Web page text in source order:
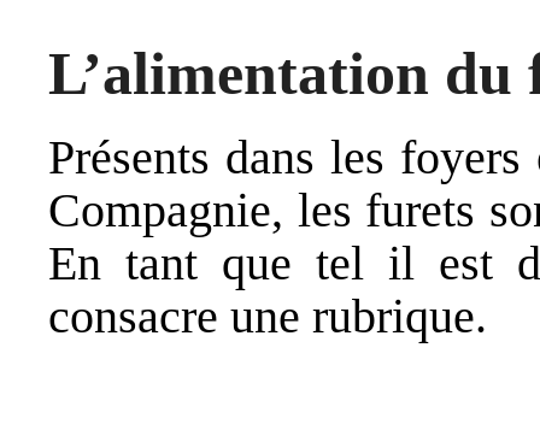
L’alimentation du
Présents dans les
Compagnie, les furets
En tant que tel il est
consacre une rubrique.